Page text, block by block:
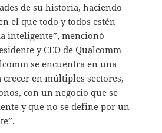
de su historia, haciendo
el que todo y todos estén
inteligente”, mencionó
y CEO de Qualcomm
se encuentra en una
en múltiples sectores,
con un negocio que se
y que no se define por un